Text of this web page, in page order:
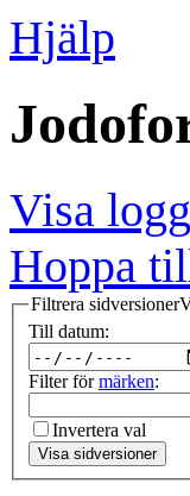
Hjälp
Visa
Hoppa
Filtrera sidversioner
Till datum:
Filter förmärken:
Invertera val
Visa sidversioner